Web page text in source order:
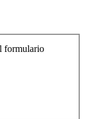
formulario